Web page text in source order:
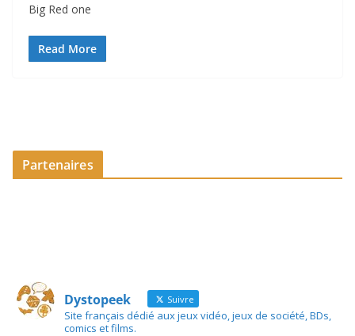
Big Red one
Read More
Partenaires
Dystopeek Suivre
Site français dédié aux jeux vidéo, jeux de société, BDs,
comics et films.